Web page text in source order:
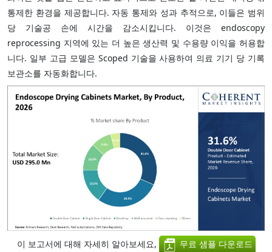
통제한 환경을 제공합니다. 자동 통제와 성과 추적으로, 이들은 범위
당 기술공 손에 시간을 감소시킵니다. 이것은 endoscopy
reprocessing 지역에 있는 더 높은 생산력 및 수용량 이익을 허용합
니다. 일부 고급 모델은 Scoped 기술을 사용하여 의료 기기 당 기록
보관소를 자동화합니다.
이 보고서에 대해 자세히 알아보세요, 무료 샘플 다운로드